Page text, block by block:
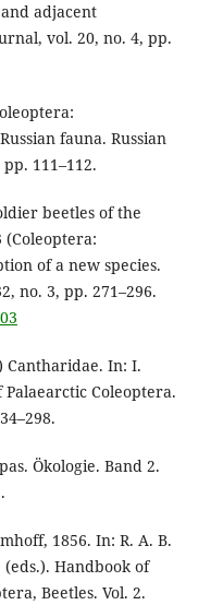
adjacent
vol. 20, no. 4, pp.
fauna. Russian
111–112.
beetles of the
(Coleoptera:
of a new species.
no. 3, pp. 271–296.
Cantharidae. In: I.
Coleoptera.
Ökologie. Band 2.
1856. In: R. A. B.
(eds.). Handbook of
Beetles. Vol. 2.